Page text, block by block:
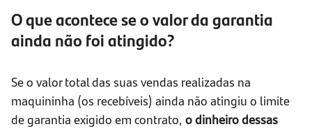
O que acontece se o valor da garantia
ainda não foi atingido?
Se o valor total das suas vendas realizadas na
maquininha (os recebíveis) ainda não atingiu o limite
de garantia exigido em contrato, o dinheiro dessas